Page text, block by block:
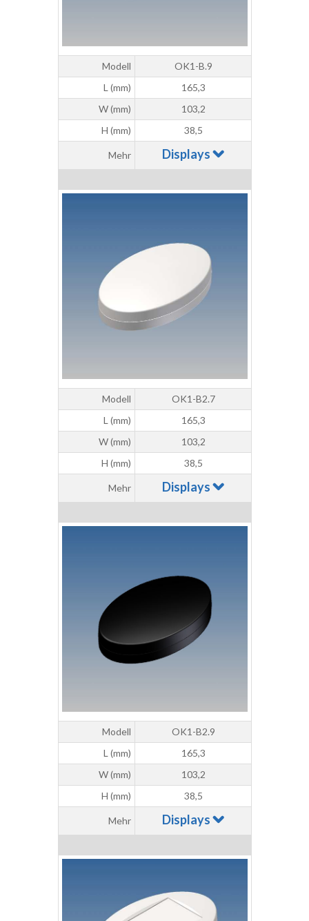
Modell
OK1-B.9
L (mm)
165,3
W (mm)
103,2
H (mm)
38,5
Mehr Displays
Modell
OK1-B2.7
L (mm)
165,3
W (mm)
103,2
H (mm)
38,5
Mehr Displays
Modell
OK1-B2.9
L (mm)
165,3
W (mm)
103,2
H (mm)
38,5
Mehr Displays